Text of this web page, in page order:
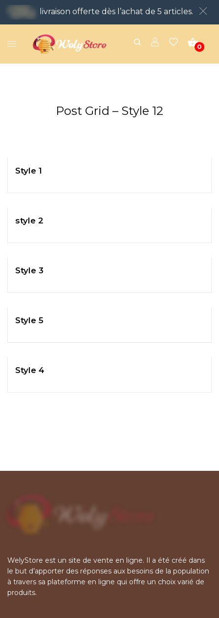
livraison offerte dès l’achat de 5 articles.
0
Post Grid – Style 12
Style 1
style 2
Style 3
Style 5
Style 4
WelyStore est un site de vente en ligne. Il a été créé dans
le but d’apporter des réponses aux besoins de la population
à travers sa plateforme en ligne qui offre un choix varié de
produits.